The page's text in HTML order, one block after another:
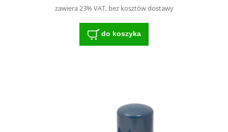
zawiera 23% VAT, bez kosztów dostawy
do koszyka